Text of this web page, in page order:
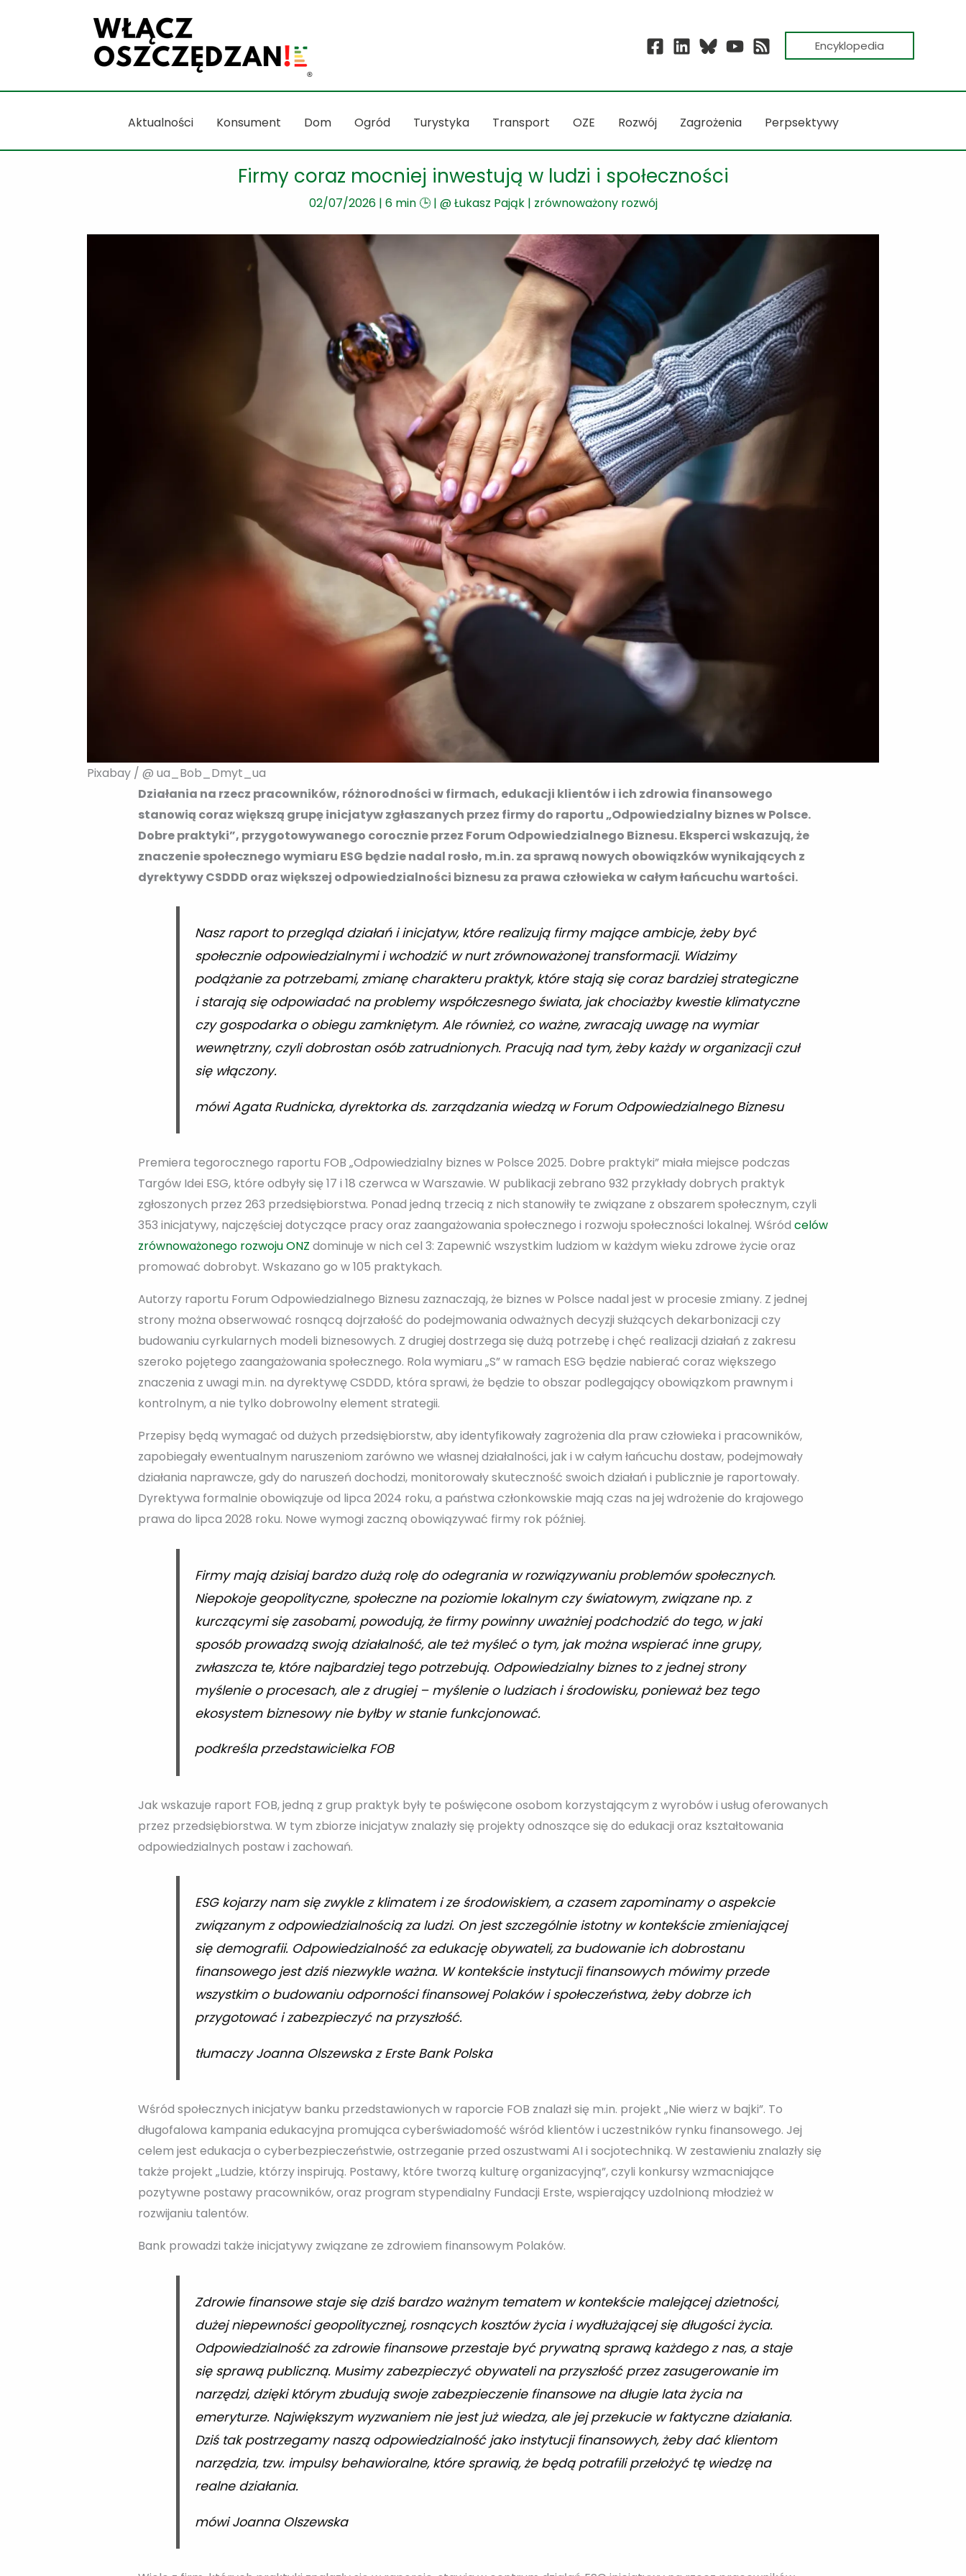
Encyklopedia
Aktualności Konsument Dom Ogród Turystyka Transport OZE Rozwój Zagrożenia Perpsektywy
Firmy coraz mocniej inwestują w ludzi i społeczności
02/07/2026 | 6 min 🕒| @Łukasz Pająk | zrównoważony rozwój
Pixabay / @ ua_Bob_Dmyt_ua
Działania na rzecz pracowników, różnorodności w firmach, edukacji klientów i ich zdrowia finansowego
stanowią coraz większą grupę inicjatyw zgłaszanych przez firmy do raportu „Odpowiedzialny biznes w Polsce.
Dobre praktyki”, przygotowywanego corocznie przez Forum Odpowiedzialnego Biznesu. Eksperci wskazują, że
znaczenie społecznego wymiaru ESG będzie nadal rosło, m.in. za sprawą nowych obowiązków wynikających z
dyrektywy CSDDD oraz większej odpowiedzialności biznesu za prawa człowieka w całym łańcuchu wartości.
Nasz raport to przegląd działań i inicjatyw, które realizują firmy mające ambicje, żeby być
społecznie odpowiedzialnymi i wchodzić w nurt zrównoważonej transformacji. Widzimy
podążanie za potrzebami, zmianę charakteru praktyk, które stają się coraz bardziej strategiczne
i starają się odpowiadać na problemy współczesnego świata, jak chociażby kwestie klimatyczne
czy gospodarka o obiegu zamkniętym. Ale również, co ważne, zwracają uwagę na wymiar
wewnętrzny, czyli dobrostan osób zatrudnionych. Pracują nad tym, żeby każdy w organizacji czuł
się włączony.
mówi Agata Rudnicka, dyrektorka ds. zarządzania wiedzą w Forum Odpowiedzialnego Biznesu
Premiera tegorocznego raportu FOB „Odpowiedzialny biznes w Polsce 2025. Dobre praktyki” miała miejsce podczas
Targów Idei ESG, które odbyły się 17 i 18 czerwca w Warszawie. W publikacji zebrano 932 przykłady dobrych praktyk
zgłoszonych przez 263 przedsiębiorstwa. Ponad jedną trzecią z nich stanowiły te związane z obszarem społecznym, czyli
353 inicjatywy, najczęściej dotyczące pracy oraz zaangażowania społecznego i rozwoju społeczności lokalnej. Wśród celów
zrównoważonego rozwoju ONZ dominuje w nich cel 3: Zapewnić wszystkim ludziom w każdym wieku zdrowe życie oraz
promować dobrobyt. Wskazano go w 105 praktykach.
Autorzy raportu Forum Odpowiedzialnego Biznesu zaznaczają, że biznes w Polsce nadal jest w procesie zmiany. Z jednej
strony można obserwować rosnącą dojrzałość do podejmowania odważnych decyzji służących dekarbonizacji czy
budowaniu cyrkularnych modeli biznesowych. Z drugiej dostrzega się dużą potrzebę i chęć realizacji działań z zakresu
szeroko pojętego zaangażowania społecznego. Rola wymiaru „S” w ramach ESG będzie nabierać coraz większego
znaczenia z uwagi m.in. na dyrektywę CSDDD, która sprawi, że będzie to obszar podlegający obowiązkom prawnym i
kontrolnym, a nie tylko dobrowolny element strategii.
Przepisy będą wymagać od dużych przedsiębiorstw, aby identyfikowały zagrożenia dla praw człowieka i pracowników,
zapobiegały ewentualnym naruszeniom zarówno we własnej działalności, jak i w całym łańcuchu dostaw, podejmowały
działania naprawcze, gdy do naruszeń dochodzi, monitorowały skuteczność swoich działań i publicznie je raportowały.
Dyrektywa formalnie obowiązuje od lipca 2024 roku, a państwa członkowskie mają czas na jej wdrożenie do krajowego
prawa do lipca 2028 roku. Nowe wymogi zaczną obowiązywać firmy rok później.
Firmy mają dzisiaj bardzo dużą rolę do odegrania w rozwiązywaniu problemów społecznych.
Niepokoje geopolityczne, społeczne na poziomie lokalnym czy światowym, związane np. z
kurczącymi się zasobami, powodują, że firmy powinny uważniej podchodzić do tego, w jaki
sposób prowadzą swoją działalność, ale też myśleć o tym, jak można wspierać inne grupy,
zwłaszcza te, które najbardziej tego potrzebują. Odpowiedzialny biznes to z jednej strony
myślenie o procesach, ale z drugiej – myślenie o ludziach i środowisku, ponieważ bez tego
ekosystem biznesowy nie byłby w stanie funkcjonować.
podkreśla przedstawicielka FOB
Jak wskazuje raport FOB, jedną z grup praktyk były te poświęcone osobom korzystającym z wyrobów i usług oferowanych
przez przedsiębiorstwa. W tym zbiorze inicjatyw znalazły się projekty odnoszące się do edukacji oraz kształtowania
odpowiedzialnych postaw i zachowań.
ESG kojarzy nam się zwykle z klimatem i ze środowiskiem, a czasem zapominamy o aspekcie
związanym z odpowiedzialnością za ludzi. On jest szczególnie istotny w kontekście zmieniającej
się demografii. Odpowiedzialność za edukację obywateli, za budowanie ich dobrostanu
finansowego jest dziś niezwykle ważna. W kontekście instytucji finansowych mówimy przede
wszystkim o budowaniu odporności finansowej Polaków i społeczeństwa, żeby dobrze ich
przygotować i zabezpieczyć na przyszłość.
tłumaczy Joanna Olszewska z Erste Bank Polska
Wśród społecznych inicjatyw banku przedstawionych w raporcie FOB znalazł się m.in. projekt „Nie wierz w bajki”. To
długofalowa kampania edukacyjna promująca cyberświadomość wśród klientów i uczestników rynku finansowego. Jej
celem jest edukacja o cyberbezpieczeństwie, ostrzeganie przed oszustwami AI i socjotechniką. W zestawieniu znalazły się
także projekt „Ludzie, którzy inspirują. Postawy, które tworzą kulturę organizacyjną”, czyli konkursy wzmacniające
pozytywne postawy pracowników, oraz program stypendialny Fundacji Erste, wspierający uzdolnioną młodzież w
rozwijaniu talentów.
Bank prowadzi także inicjatywy związane ze zdrowiem finansowym Polaków.
Zdrowie finansowe staje się dziś bardzo ważnym tematem w kontekście malejącej dzietności,
dużej niepewności geopolitycznej, rosnących kosztów życia i wydłużającej się długości życia.
Odpowiedzialność za zdrowie finansowe przestaje być prywatną sprawą każdego z nas, a staje
się sprawą publiczną. Musimy zabezpieczyć obywateli na przyszłość przez zasugerowanie im
narzędzi, dzięki którym zbudują swoje zabezpieczenie finansowe na długie lata życia na
emeryturze. Największym wyzwaniem nie jest już wiedza, ale jej przekucie w faktyczne działania.
Dziś tak postrzegamy naszą odpowiedzialność jako instytucji finansowych, żeby dać klientom
narzędzia, tzw. impulsy behawioralne, które sprawią, że będą potrafili przełożyć tę wiedzę na
realne działania.
mówi Joanna Olszewska